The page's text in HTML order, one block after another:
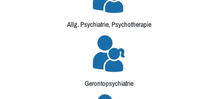
Allg. Psychiatrie, Psychotherapie
Gerontopsychiatrie